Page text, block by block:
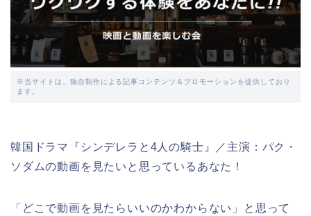
※当サイトは、独自制作による記事コンテンツ＆プロモーションを提供しており
ます。
韓国ドラマ『シンデレラと4人の騎士』／主演：パク・
ソダムの動画を見たいと思っているあなた！
「どこで動画を見たらいいのかわからない」と思って